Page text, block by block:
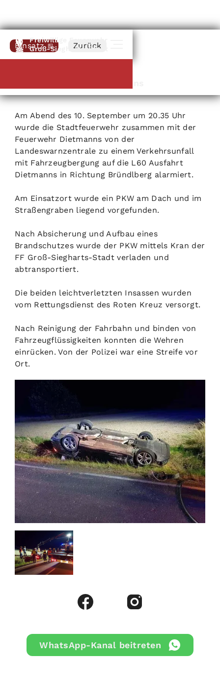
Freiwillige Feuerwehr
Groß-Siegharts-Stadt
Einsatz Zurück
Am Abend des 10. September um 20.35 Uhr
wurde die Stadtfeuerwehr zusammen mit der
Feuerwehr Dietmanns von der
Landeswarnzentrale zu einem Verkehrsunfall
mit Fahrzeugbergung auf die L60 Ausfahrt
Dietmanns in Richtung Bründlberg alarmiert.
Am Einsatzort wurde ein PKW am Dach und im
Straßengraben liegend vorgefunden.
Nach Absicherung und Aufbau eines
Brandschutzes wurde der PKW mittels Kran der
FF Groß-Siegharts-Stadt verladen und
abtransportiert.
Die beiden leichtverletzten Insassen wurden
vom Rettungsdienst des Roten Kreuz versorgt.
Nach Reinigung der Fahrbahn und binden von
Fahrzeugflüssigkeiten konnten die Wehren
einrücken. Von der Polizei war eine Streife vor
Ort.
WhatsApp-Kanal beitreten